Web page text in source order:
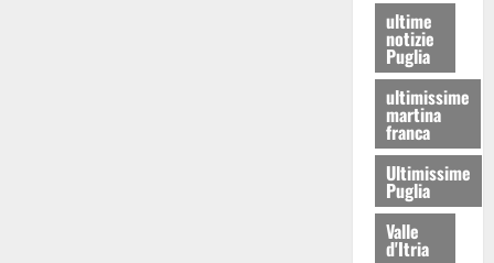
ultime
notizie
Puglia
ultimissime
martina
franca
Ultimissime
Puglia
Valle
d'Itria